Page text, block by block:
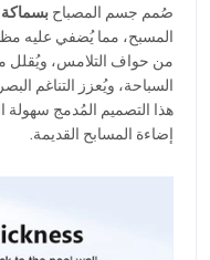
صُمم جسم المصباح بسماكة 5 مم
المسبح، مما يُضفي عليه
من حواف التلامس، ويُقلل
السباحة، ويُعزز التناغم
هذا التصميم المُدمج
إضاءة المسابح القديمة.